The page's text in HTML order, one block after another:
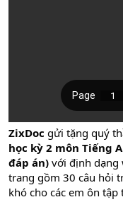
ZixDoc gửi tặng quý
học kỳ 2 môn Tiếng
đáp án) với định dạng
trang gồm 30 câu hỏi
khó cho các em ôn